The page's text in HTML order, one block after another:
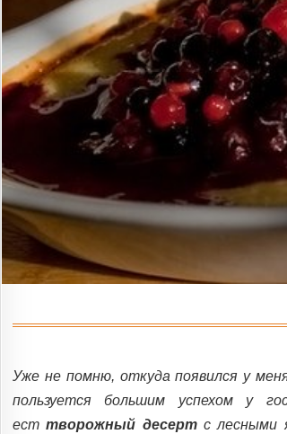
Уже не помню, откуда появился у
пользуется большим успехом у
есттворожный десертс лесными